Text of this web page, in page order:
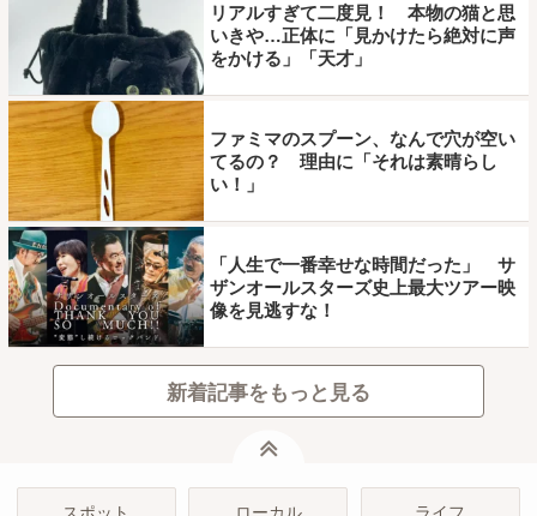
リアルすぎて二度見！ 本物の猫と思
いきや…正体に「見かけたら絶対に声
をかける」「天才」
ファミマのスプーン、なんで穴が空い
てるの？ 理由に「それは素晴らし
い！」
「人生で一番幸せな時間だった」 サ
ザンオールスターズ史上最大ツアー映
像を見逃すな！
新着記事をもっと見る